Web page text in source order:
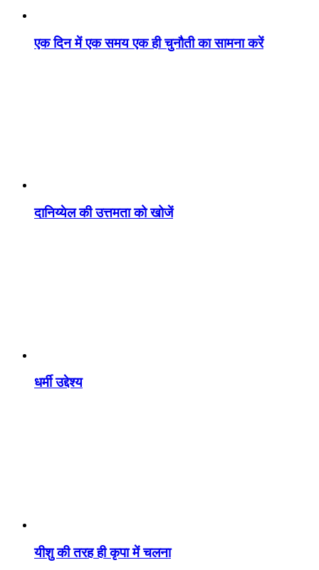
एक दिन में एक समय एक ही चुनौती का सामना करें
दानिय्येल की उत्तमता को खोजें
धर्मी उद्देश्य
यीशु की तरह ही कृपा में चलना